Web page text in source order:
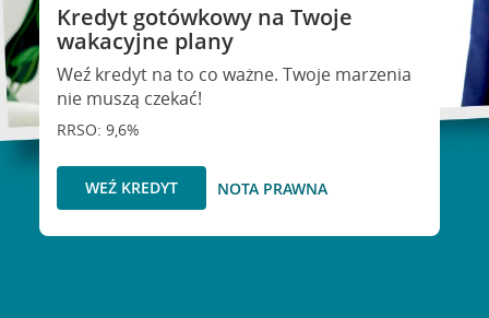
Kredyt gotówkowy na Twoje
wakacyjne plany
Weź kredyt na to co ważne. Twoje marzenia
nie muszą czekać!
RRSO: 9,6%
WEŹ KREDYT NOTA PRAWNA